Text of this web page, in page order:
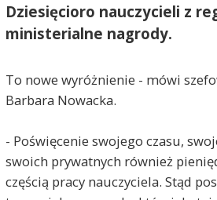
Dziesięcioro nauczycieli z
ministerialne nagrody.
To nowe wyróżnienie - mówi
Barbara Nowacka.
- Poświęcenie swojego czasu,
swoich prywatnych również
częścią pracy nauczyciela. Stąd